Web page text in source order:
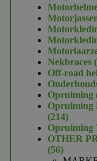
Nekbraces
Off-road
Opruiming
Opruiming
214214
Opruiming
OTHER
5656